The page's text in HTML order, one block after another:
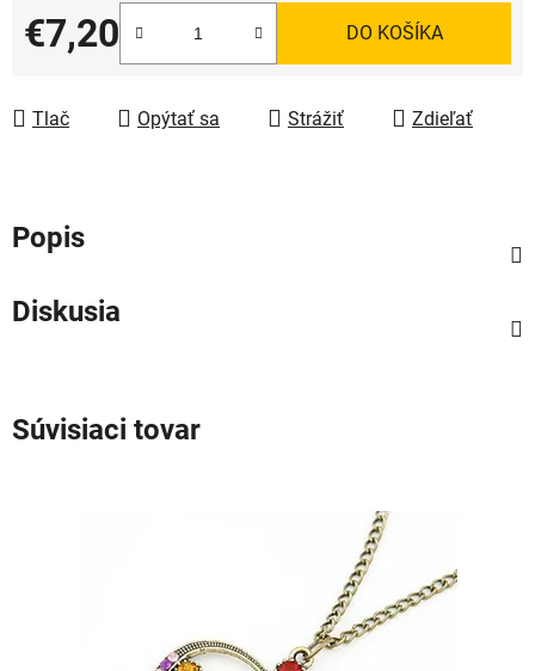
€7,20
Jednotková cena:
DO KOŠÍKA
Tlač Opýtať sa Strážiť Zdieľať
Popis
Diskusia
Súvisiaci tovar